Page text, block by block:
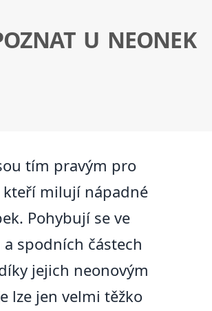
U NEONEK
tím pravým pro
kteří milují nápadné
Pohybují se ve
spodních částech
jejich neonovým
lze jen velmi těžko